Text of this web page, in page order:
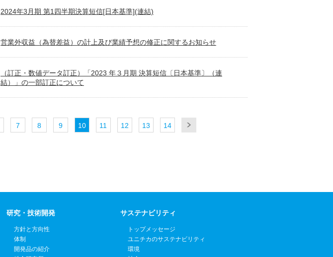
2024年3月期 第1四半期決算短信[日本基準](連結)
営業外収益（為替差益）の計上及び業績予想の修正に関するお知らせ
（訂正・数値データ訂正）「2023 年３月期 決算短信〔日本基準〕（連
結）」の一部訂正について
7 8 9 10 11 12 13 14
研究・技術開発
方針と方向性
体制
開発品の紹介
サステナビリティ
トップメッセージ
ユニチカのサステナビリティ
環境